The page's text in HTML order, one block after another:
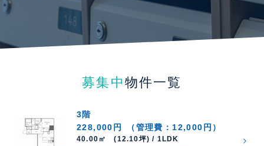
募集中 物件一覧
3階
228,000円
（管理費：12,000円）
40.00㎡ (12.10坪) / 1LDK